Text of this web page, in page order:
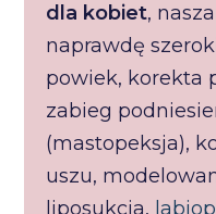
dla kobiet,
naprawdę
powiek, korekta
zabieg
(mastopeksja),
uszu,
liposukcja,